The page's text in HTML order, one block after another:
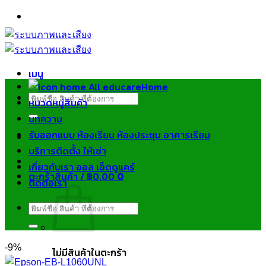
ข้าม
ไป
ยัง
เมนู
ค้นหา:
ตะกร้าสินค้า /฿0.000
ไม่มีสินค้าในตะกร้า
Home
หมวดหมู่สินค้า
บทความ
รับออกแบบ ห้องเรียน ห้องประชุม อาคารเรียน
บริการติดตั้ง ให้เช่า
เกี่ยวกับเรา ออล เอ็ดดูแคร์
ติดต่อเรา
ค้นหา:
-9%